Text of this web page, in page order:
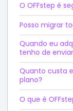
O OFFstep é
Posso migrar
Quando eu
tenho de
Quanto custa
plano?
O que é